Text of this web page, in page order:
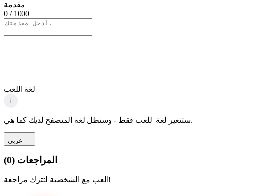
مقدمة
0 / 1000
لغة اللعب
i
ستتغير لغة اللعب فقط - وستظل لغة المتصفح لديك كما هي.
عربي
المراجعات (
0
)
العب مع الشخصية لتترك مراجعة!